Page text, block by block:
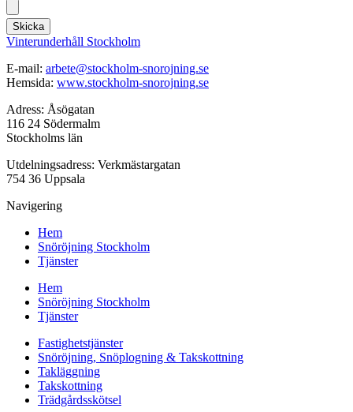
Skicka
Vinterunderhåll Stockholm
E-mail: arbete@stockholm-snorojning.se
Hemsida: www.stockholm-snorojning.se
Adress: Åsögatan
116 24 Södermalm
Stockholms län
Utdelningsadress: Verkmästargatan
754 36 Uppsala
Navigering
Hem
Snöröjning Stockholm
Tjänster
Hem
Snöröjning Stockholm
Tjänster
Fastighetstjänster
Snöröjning, Snöplogning & Takskottning
Takläggning
Takskottning
Trädgårdsskötsel